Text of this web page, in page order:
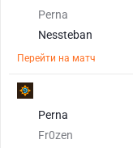
Perna
Nessteban
Перейти на матч
Perna
Fr0zen